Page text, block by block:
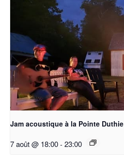
Jam acoustique à la Pointe Duthie
7 août @ 18:00- 23:00